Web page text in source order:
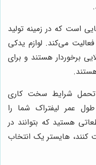
است که در زمینه تولید
می‌کند. لوازم یدکی
برخوردار هستند و برای
تحمل شرایط سخت کاری
عمر لیفتراک شما را
هستید که بتوانند در
کنند، هایستر یک انتخاب